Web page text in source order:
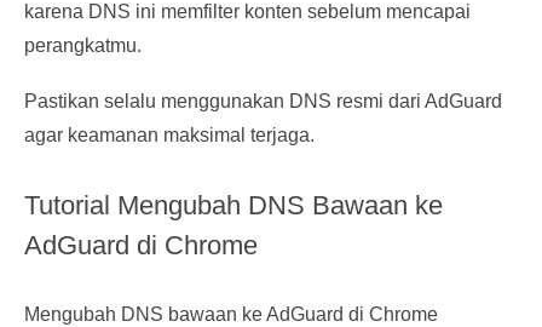
karena DNS ini memfilter konten sebelum mencapai
perangkatmu.
Pastikan selalu menggunakan DNS resmi dari AdGuard
agar keamanan maksimal terjaga.
Tutorial Mengubah DNS Bawaan ke
AdGuard di Chrome
Mengubah DNS bawaan ke AdGuard di Chrome